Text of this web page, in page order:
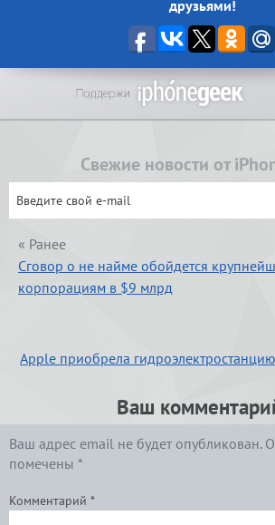
друзьями!
Свежие новости от
« Ранее
Сговор о не найме обойдется
корпорациям в $9 млрд
Apple приобрела
Ваш
Ваш адрес email не будет опубликован.
помечены *
Комментарий *